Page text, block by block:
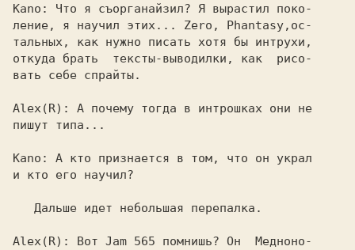
Kano: Что я съорганайзил? Я вырастил поко-
ление, я научил этих... Zero, Phantasy, ос-
тальных, как нужно писать хотя бы интрухи,
откуда брать  тексты-выводилки, как  рисо-
вать себе спрайты.
Alex(R): А почему тогда в интрошках они не
пишут типа...
Kano: А кто признается в том, что он украл
и кто его научил?
Alex(R): Вот Jam 565 помнишь? Он Медноно-